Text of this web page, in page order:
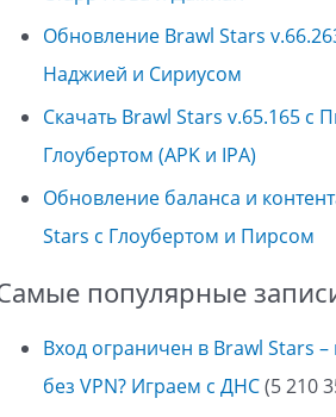
Обновление Brawl Stars
Наджией и Сириусом
Скачать Brawl Stars v.65.165 с
Глоубертом (APK и IPA)
Обновление баланса и
Stars с Глоубертом и Пирсом
популярные
Вход ограничен в Brawl Stars –
без VPN? Играем с ДНС(5 210